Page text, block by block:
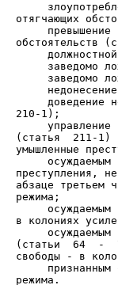
превышение
доведение
управление
(статья  211-1)
осуждаемым
преступления,
абзаце третьем
осуждаемым
осуждаемым
(статьи  64  -
признанным